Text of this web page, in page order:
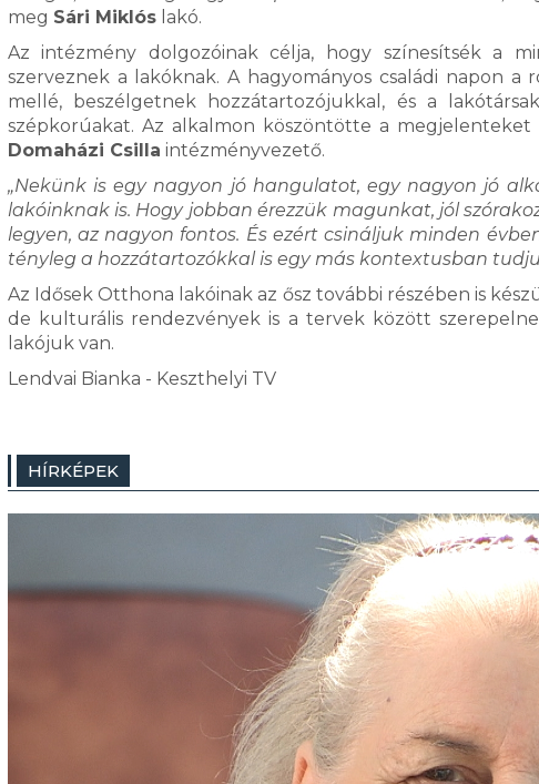
meg Sári Miklóslakó.
Az intézmény dolgozóinak célja, hogy színesítsék a
szerveznek a lakóknak. A hagyományos családi napon
mellé, beszélgetnek hozzátartozójukkal, és a
szépkorúakat. Az alkalmon köszöntötte a
Domaházi Csilla intézményvezető.
„Nekünk is egy nagyon jó hangulatot, egy nagyon jó
lakóinknak is. Hogy jobban érezzük magunkat, jól
legyen, az nagyon fontos. És ezért csináljuk minden
tényleg a hozzátartozókkal is egy más kontextusban
Az Idősek Otthona lakóinak az ősz további részében is
de kulturális rendezvények is a tervek között
lakójuk van.
Lendvai Bianka - Keszthelyi TV
HÍRKÉPEK